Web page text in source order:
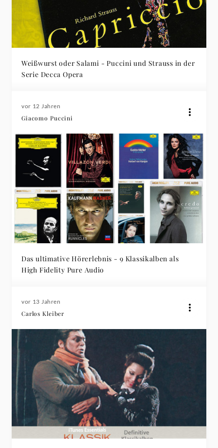
Weißwurst oder Salami - Puccini und Strauss in der
Serie Decca Opera
vor 12 Jahren
Giacomo Puccini
Das ultimative Hörerlebnis - 9 Klassikalben als
High Fidelity Pure Audio
vor 13 Jahren
Carlos Kleiber